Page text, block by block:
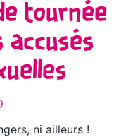
tournée
ni ailleurs !